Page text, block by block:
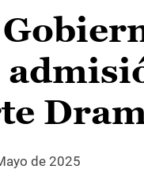
de 2025